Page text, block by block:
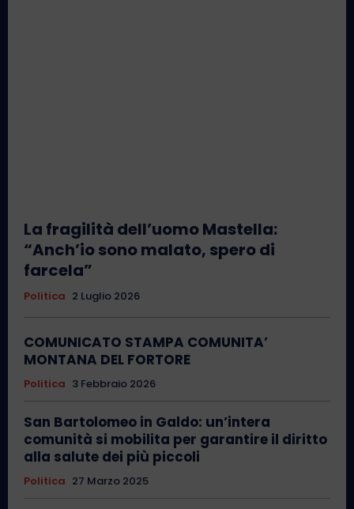
La fragilità dell’uomo Mastella:
“Anch’io sono malato, spero di
farcela”
Politica 2 Luglio 2026
COMUNICATO STAMPA COMUNITA’
MONTANA DEL FORTORE
Politica 3 Febbraio 2026
San Bartolomeo in Galdo: un’intera
comunità si mobilita per garantire il diritto
alla salute dei più piccoli
Politica 27 Marzo 2025